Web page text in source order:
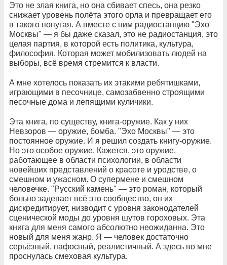
Это не злая книга, но она сбивает спесь, она резко
снижает уровень полёта этого орла и превращает его
в такого попугая. А вместе с ним радиостанцию "Эхо
Москвы" — я бы даже сказал, это не радиостанция, это
целая партия, в которой есть политика, культура,
философия. Которая может мобилизовать людей на
выборы, всё время стремится к власти.
А мне хотелось показать их этакими ребятишками,
играющими в песочнице, самозабвенно строящими
песочные дома и лепящими куличики.
Эта книга, по существу, книга-оружие. Как у них
Невзоров — оружие, бомба. "Эхо Москвы" — это
постоянное оружие. И я решил создать книгу-оружие.
Но это особое оружие. Кажется, это оружие,
работающее в области психологии, в области
новейших представлений о красоте и уродстве, о
смешном и ужасном. О супермене и смешном
человечке. "Русский камень" — это роман, который
больно задевает всё это сообщество, он их
дискредитирует, низводит с уровня законодателей
сценической моды до уровня шутов гороховых. Эта
книга для меня самого абсолютно неожиданна. Это
новый для меня жанр. Я — человек достаточно
серьёзный, пафосный, реалистичный. А здесь во мне
проснулась смеховая культура.